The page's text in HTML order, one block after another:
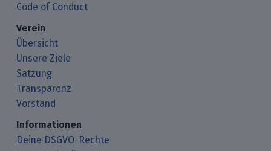
Code of Conduct
Verein
Übersicht
Unsere Ziele
Satzung
Transparenz
Vorstand
Informationen
Deine DSGVO-Rechte